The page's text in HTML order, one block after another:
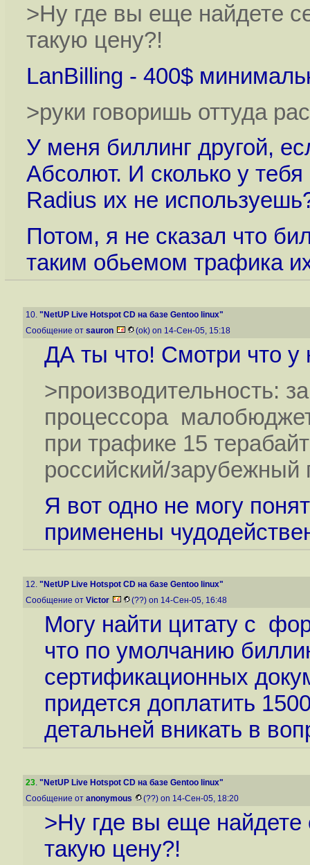
>Ну где вы еще найдете
такую цену?!
LanBilling - 400$
>руки говоришь оттуда
У меня биллинг другой,
Абсолют. И сколько у тебя
Radius их не
Потом, я не сказал что
таким обьемом трафика
10. "NetUP Live Hotspot CD на базе Gentoo linux"
Сообщение от sauron (ok) on 14-Сен-05, 15:18
ДА ты что! Смотри что у
>производительность:
процессора
при трафике 15
российский/зарубежный
Я вот одно не могу
применены
12. "NetUP Live Hotspot CD на базе Gentoo linux"
Сообщение от Victor (??) on 14-Сен-05, 16:48
Могу найти цитату с
что по умолчанию
сертификационных
придется доплатить
детальней вникать в
23. "NetUP Live Hotspot CD на базе Gentoo linux"
Сообщение от anonymous (??) on 14-Сен-05, 18:20
>Ну где вы еще найдете
такую цену?!